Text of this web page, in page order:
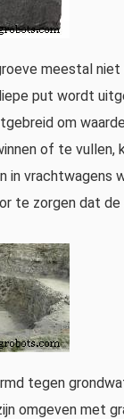
meestal niet
put wordt
om
of te vullen,
vrachtwagens
te zorgen dat
tegen
omgeven met